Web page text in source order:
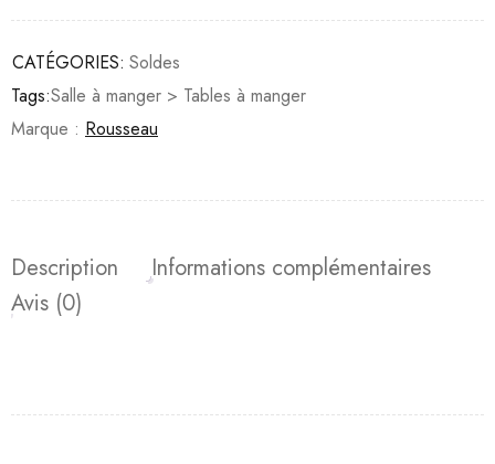
CATÉGORIES: Soldes
Tags:Salle à manger > Tables à manger
Marque : Rousseau
Description
Informations complémentaires
Avis (0)